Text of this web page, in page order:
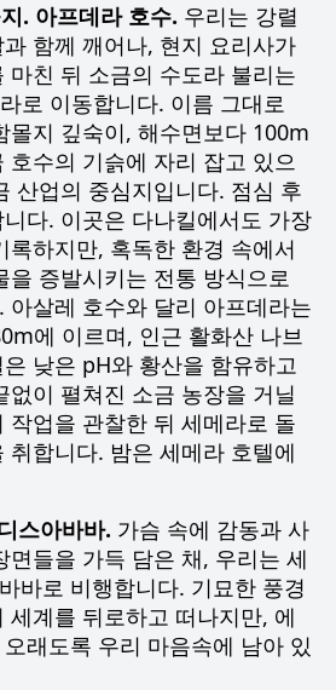
. 아프데라 호수. 우리는 강렬
함께 깨어나, 현지 요리사가
마친 뒤 소금의 수도라 불리는
로 이동합니다. 이름 그대로
몰지 깊숙이, 해수면보다 100m
호수의 기슭에 자리 잡고 있으
산업의 중심지입니다. 점심 후
다. 이곳은 다나킬에서도 가장
록하지만, 혹독한 환경 속에서
을 증발시키는 전통 방식으로
아살레 호수와 달리 아프데라는
에 이르며, 인근 활화산 나브
낮은 pH와 황산을 함유하고
없이 펼쳐진 소금 농장을 거닐
작업을 관찰한 뒤 세메라로 돌
취합니다. 밤은 세메라 호텔에
스아바바. 가슴 속에 감동과 사
면들을 가득 담은 채, 우리는 세
바로 비행합니다. 기묘한 풍경
세계를 뒤로하고 떠나지만, 에
래도록 우리 마음속에 남아 있